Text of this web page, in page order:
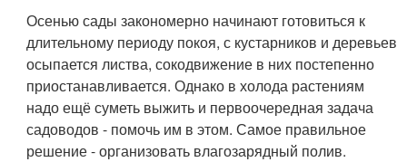
Осенью сады закономерно начинают готовиться к
длительному периоду покоя, с кустарников и деревьев
осыпается листва, сокодвижение в них постепенно
приостанавливается. Однако в холода растениям
надо ещё суметь выжить и первоочередная задача
садоводов - помочь им в этом. Самое правильное
решение - организовать влагозарядный полив.